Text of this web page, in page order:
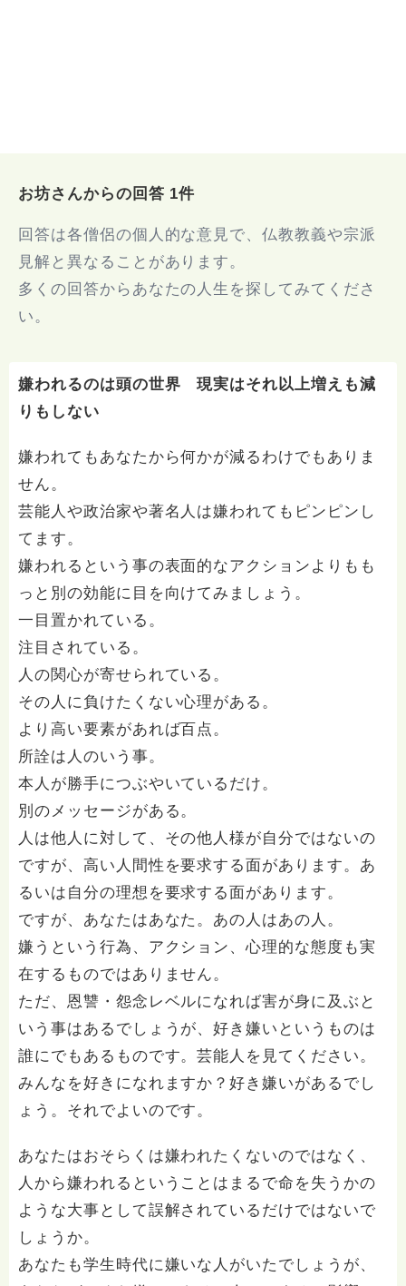
お坊さんからの回答 1件
回答は各僧侶の個人的な意見で、仏教教義や宗派
見解と異なることがあります。
多くの回答からあなたの人生を探してみてくださ
い。
嫌われるのは頭の世界 現実はそれ以上増えも減
りもしない
嫌われてもあなたから何かが減るわけでもありま
せん。
芸能人や政治家や著名人は嫌われてもピンピンし
てます。
嫌われるという事の表面的なアクションよりもも
っと別の効能に目を向けてみましょう。
一目置かれている。
注目されている。
人の関心が寄せられている。
その人に負けたくない心理がある。
より高い要素があれば百点。
所詮は人のいう事。
本人が勝手につぶやいているだけ。
別のメッセージがある。
人は他人に対して、その他人様が自分ではないの
ですが、高い人間性を要求する面があります。あ
るいは自分の理想を要求する面があります。
ですが、あなたはあなた。あの人はあの人。
嫌うという行為、アクション、心理的な態度も実
在するものではありません。
ただ、恩讐・怨念レベルになれば害が身に及ぶと
いう事はあるでしょうが、好き嫌いというものは
誰にでもあるものです。芸能人を見てください。
みんなを好きになれますか？好き嫌いがあるでし
ょう。それでよいのです。
あなたはおそらくは嫌われたくないのではなく、
人から嫌われるということはまるで命を失うかの
ような大事として誤解されているだけではないで
しょうか。
あなたも学生時代に嫌いな人がいたでしょうが、